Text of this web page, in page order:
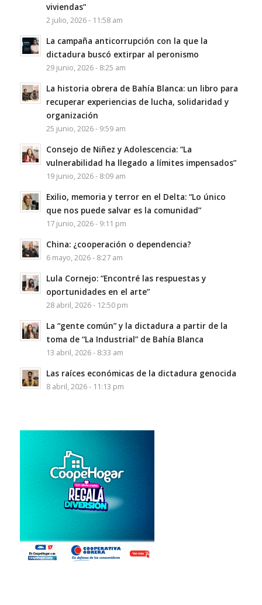
viviendas”
2 julio, 2026 - 11:58 am
La campaña anticorrupción con la que la
dictadura buscó extirpar al peronismo
29 junio, 2026 - 8:25 am
La historia obrera de Bahía Blanca: un libro para
recuperar experiencias de lucha, solidaridad y
organización
25 junio, 2026 - 9:59 am
Consejo de Niñez y Adolescencia: “La
vulnerabilidad ha llegado a límites impensados”
19 junio, 2026 - 8:09 am
Exilio, memoria y terror en el Delta: “Lo único
que nos puede salvar es la comunidad”
17 junio, 2026 - 9:11 pm
China: ¿cooperación o dependencia?
6 mayo, 2026 - 8:27 am
Lula Cornejo: “Encontré las respuestas y
oportunidades en el arte”
28 abril, 2026 - 12:50 pm
La “gente común” y la dictadura a partir de la
toma de “La Industrial” de Bahía Blanca
13 abril, 2026 - 8:33 am
Las raíces económicas de la dictadura genocida
8 abril, 2026 - 11:13 pm